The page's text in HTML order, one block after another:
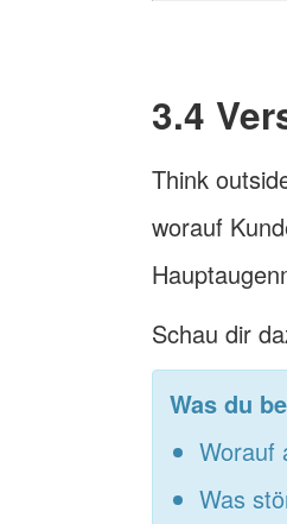
3.4
Think
worauf
Schau dir
Was du
Worauf
Was